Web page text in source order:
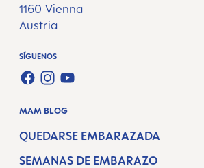
1160 Vienna
Austria
SÍGUENOS
FACEBOOK
INSTAGRAM
YOUTUBE
MAM BLOG
QUEDARSE EMBARAZADA
SEMANAS DE EMBARAZO